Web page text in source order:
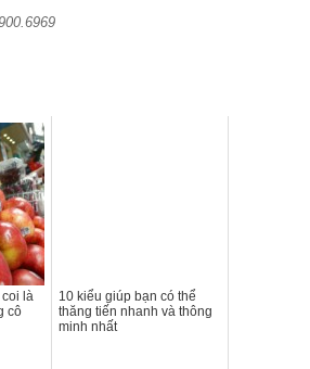
là
cô
10 kiểu giúp bạn có thể
thăng tiến nhanh và thông
minh nhất